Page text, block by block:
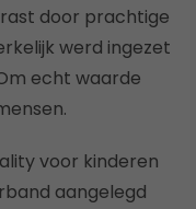
door prachtige
werd ingezet
echt waarde
voor kinderen
aangelegd